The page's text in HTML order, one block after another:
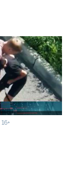
16+